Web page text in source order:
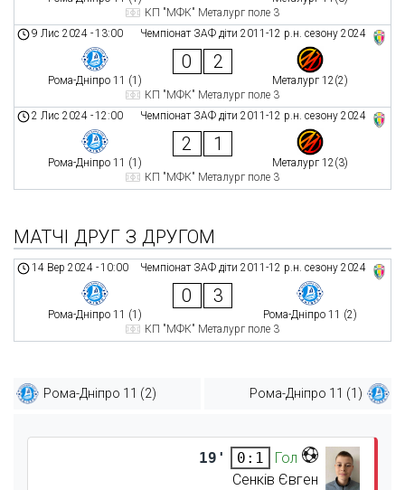
КП "МФК" Металург поле 3
Чемпіонат ЗАФ діти 2011-12 р.н. сезону 2024
9 Лис 2024 -13:00
Рома-Дніпро 11 (1)
0 2
Металург 12(2)
КП "МФК" Металург поле 3
Чемпіонат ЗАФ діти 2011-12 р.н. сезону 2024
2 Лис 2024 -12:00
Рома-Дніпро 11 (1)
2 1
Металург 12(3)
КП "МФК" Металург поле 3
МАТЧІ ДРУГ З ДРУГОМ
Чемпіонат ЗАФ діти 2011-12 р.н. сезону 2024
14 Вер 2024 -10:00
Рома-Дніпро 11 (1)
0 3
Рома-Дніпро 11 (2)
КП "МФК" Металург поле 3
Рома-Дніпро 11 (2) Рома-Дніпро 11 (1)
19' 0:1
Гол
Сенків Євген